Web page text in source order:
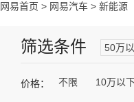
网易首页 > 网易汽车 > 新能源
筛选条件 50万
价格： 不限 10万以